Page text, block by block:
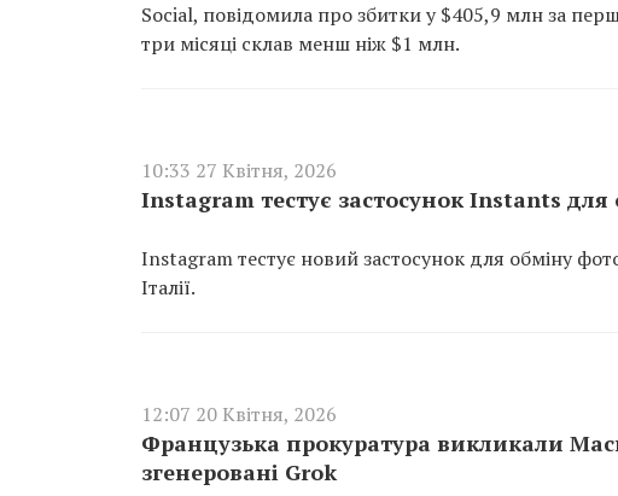
Social, повідомила про збитки у $405,9 млн за
три місяці склав менш ніж $1 млн.
10:33 27 Квітня, 2026
Instagram тестує застосунок Instants
Instagram тестує новий застосунок для обміну
Італії.
12:07 20 Квітня, 2026
Французька прокуратура викликали
згенеровані Grok